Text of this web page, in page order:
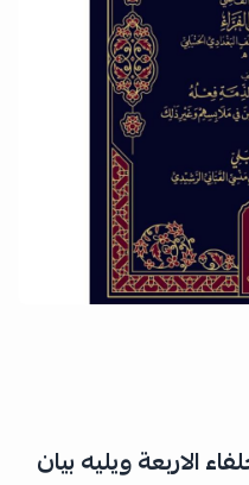
الاربعة ويليه بيان